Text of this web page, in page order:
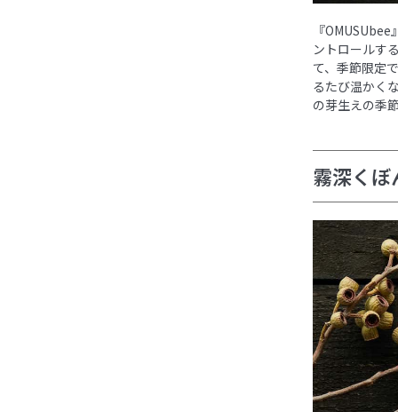
『
ントロールす
て、季節限定
るたび温かく
の芽生えの季
霧深くぼ